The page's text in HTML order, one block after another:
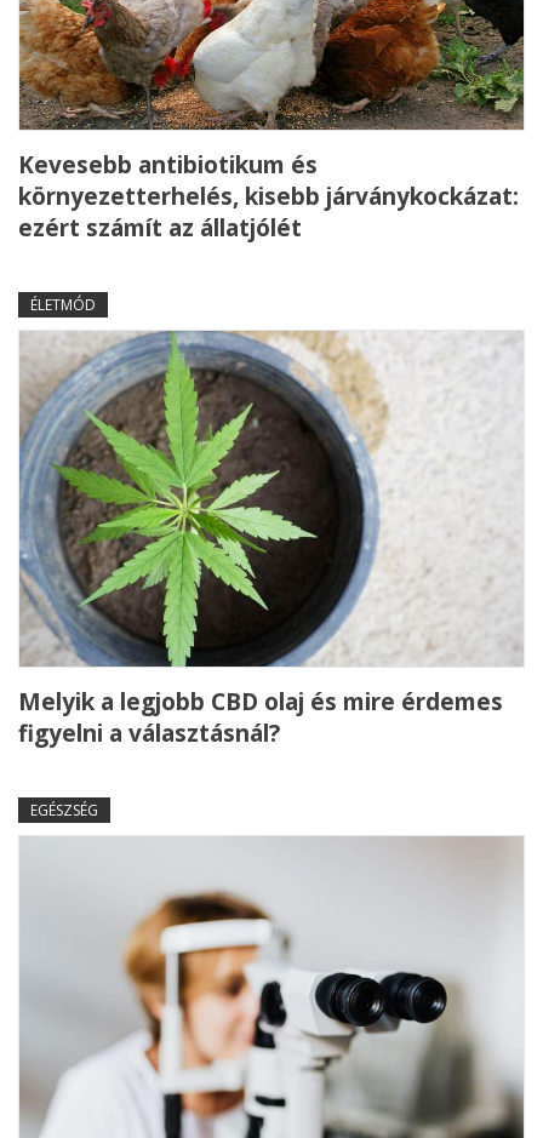
Kevesebb antibiotikum és
környezetterhelés, kisebb járványkockázat:
ezért számít az állatjólét
ÉLETMÓD
Melyik a legjobb CBD olaj és mire érdemes
figyelni a választásnál?
EGÉSZSÉG